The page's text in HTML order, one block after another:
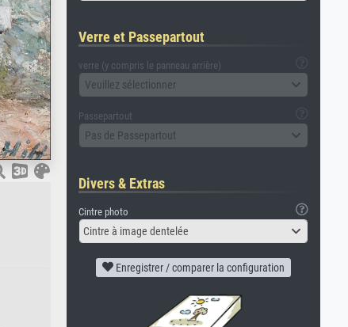
Verre et Passepartout
verre (y compris le panneau arrière)
Veuillez sélectionner
Passepartout
Pas de Passepartout
Divers & Extras
Cintre photo
Cintre à image dentelée
Enregistrer / comparer la configuration